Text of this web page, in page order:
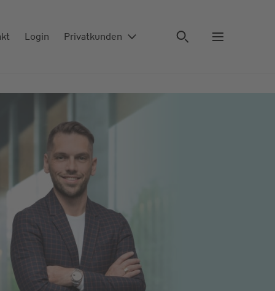
Login Privatkunden